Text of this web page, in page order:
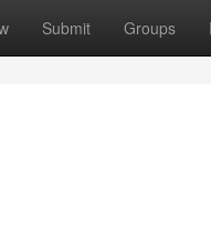
Submit Groups